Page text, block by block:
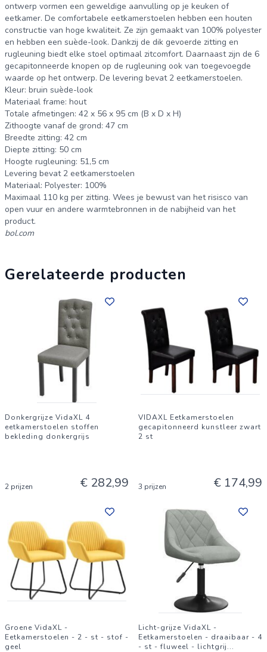
ontwerp vormen een geweldige aanvulling op je keuken of
eetkamer. De comfortabele eetkamerstoelen hebben een houten
constructie van hoge kwaliteit. Ze zijn gemaakt van 100% polyester
en hebben een suède-look. Dankzij de dik gevoerde zitting en
rugleuning biedt elke stoel optimaal zitcomfort. Daarnaast zijn de 6
gecapitonneerde knopen op de rugleuning ook van toegevoegde
waarde op het ontwerp. De levering bevat 2 eetkamerstoelen.
Kleur: bruin suède-look
Materiaal frame: hout
Totale afmetingen: 42 x 56 x 95 cm (B x D x H)
Zithoogte vanaf de grond: 47 cm
Breedte zitting: 42 cm
Diepte zitting: 50 cm
Hoogte rugleuning: 51,5 cm
Levering bevat 2 eetkamerstoelen
Materiaal: Polyester: 100%
Maximaal 110 kg per zitting. Wees je bewust van het risisco van
open vuur en andere warmtebronnen in de nabijheid van het
product.
bol.com
Gerelateerde producten
Donkergrijze VidaXL 4
eetkamerstoelen stoffen
bekleding donkergrijs
2 prijzen € 282,99
VIDAXL Eetkamerstoelen
gecapitonneerd kunstleer zwart
2 st
3 prijzen € 174,99
Groene VidaXL -
Eetkamerstoelen - 2 - st - stof -
geel
Licht-grijze VidaXL -
Eetkamerstoelen - draaibaar - 4
- st - fluweel - lichtgrij...